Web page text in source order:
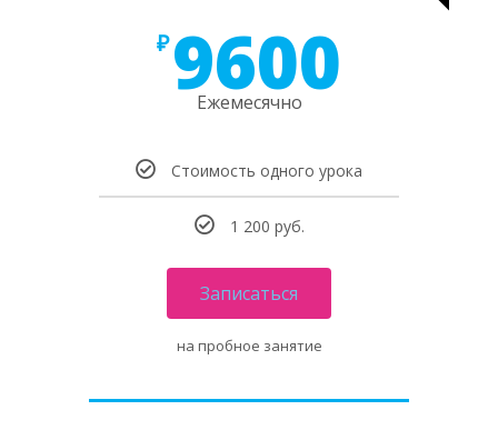
₽9600
Ежемесячно
Стоимость одного урока
1 200 руб.
Записаться
на пробное занятие